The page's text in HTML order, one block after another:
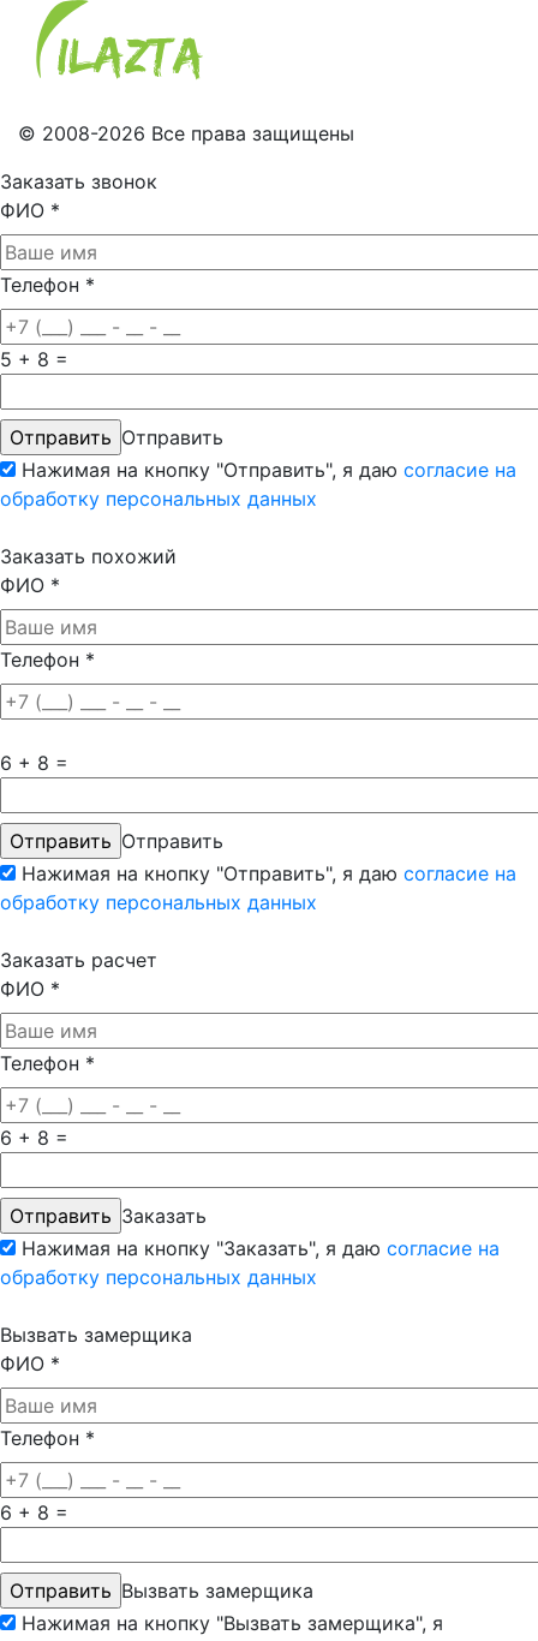
© 2008-2026 Все права защищены
Заказать звонок
ФИО *
Телефон *
5 + 8 =
Отправить
Нажимая на кнопку "Отправить", я даю согласие на
обработку персональных данных
Заказать похожий
ФИО *
Телефон *
6 + 8 =
Отправить
Нажимая на кнопку "Отправить", я даю согласие на
обработку персональных данных
Заказать расчет
ФИО *
Телефон *
6 + 8 =
Заказать
Нажимая на кнопку "Заказать", я даю согласие на
обработку персональных данных
Вызвать замерщика
ФИО *
Телефон *
6 + 8 =
Вызвать замерщика
Нажимая на кнопку "Вызвать замерщика", я